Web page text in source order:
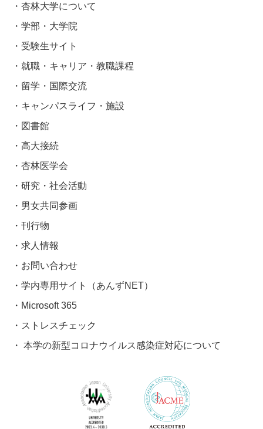
杏林大学について
学部・大学院
受験生サイト
就職・キャリア・教職課程
留学・国際交流
キャンパスライフ・施設
図書館
高大接続
杏林医学会
研究・社会活動
男女共同参画
刊行物
求人情報
お問い合わせ
学内専用サイト（あんずNET）
Microsoft 365
ストレスチェック
本学の新型コロナウイルス感染症対応について